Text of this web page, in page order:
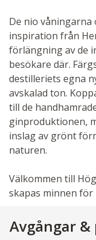
De nio våningarna
inspiration från
förlängning av de
besökare där.
destilleriets egna
avskalad ton.
till de
ginproduktionen,
inslag av grönt
naturen.
Välkommen till
skapas minnen för
Avgångar